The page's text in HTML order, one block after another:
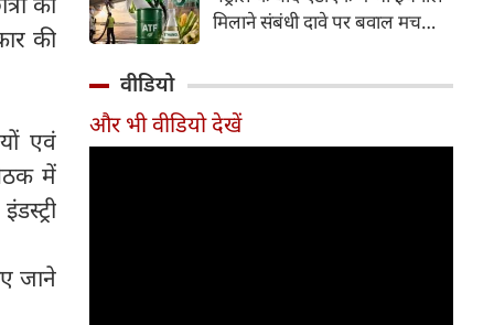
की
एवं
में
जाने
इसके अलावा Redmi Note 17 में
Corning Gorilla Glass 7i
चेसिस जैसे फीचर्स मिलते हैं।
मिलाने संबंधी दावे पर बवाल मच
इथेनॉल मिलाने की कोई योजना नहीं
है।
वीडियो
और भी वीडियो देखें